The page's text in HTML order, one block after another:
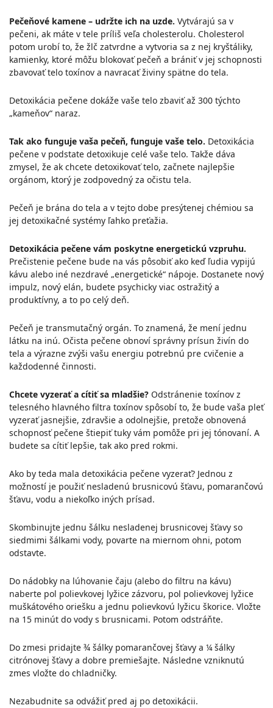
Pečeňové kamene – udržte ich na uzde. Vytvárajú sa v
pečeni, ak máte v tele príliš veľa cholesterolu. Cholesterol
potom urobí to, že žlč zatvrdne a vytvoria sa z nej kryštáliky,
kamienky, ktoré môžu blokovať pečeň a brániť v jej schopnosti
zbavovať telo toxínov a navracať živiny spätne do tela.
Detoxikácia pečene dokáže vaše telo zbaviť až 300 týchto
„kameňov“ naraz.
Tak ako funguje vaša pečeň, funguje vaše telo. Detoxikácia
pečene v podstate detoxikuje celé vaše telo. Takže dáva
zmysel, že ak chcete detoxikovať telo, začnete najlepšie
orgánom, ktorý je zodpovedný za očistu tela.
Pečeň je brána do tela a v tejto dobe presýtenej chémiou sa
jej detoxikačné systémy ľahko preťažia.
Detoxikácia pečene vám poskytne energetickú vzpruhu.
Prečistenie pečene bude na vás pôsobiť ako keď ľudia vypijú
kávu alebo iné nezdravé „energetické“ nápoje. Dostanete nový
impulz, nový elán, budete psychicky viac ostražitý a
produktívny, a to po celý deň.
Pečeň je transmutačný orgán. To znamená, že mení jednu
látku na inú. Očista pečene obnoví správny prísun živín do
tela a výrazne zvýši vašu energiu potrebnú pre cvičenie a
každodenné činnosti.
Chcete vyzerať a cítiť sa mladšie? Odstránenie toxínov z
telesného hlavného filtra toxínov spôsobí to, že bude vaša pleť
vyzerať jasnejšie, zdravšie a odolnejšie, pretože obnovená
schopnosť pečene štiepiť tuky vám pomôže pri jej tónovaní. A
budete sa cítiť lepšie, tak ako pred rokmi.
Ako by teda mala detoxikácia pečene vyzerať? Jednou z
možností je použiť nesladenú brusnicovú šťavu, pomarančovú
šťavu, vodu a niekoľko iných prísad.
Skombinujte jednu šálku nesladenej brusnicovej šťavy so
siedmimi šálkami vody, povarte na miernom ohni, potom
odstavte.
Do nádobky na lúhovanie čaju (alebo do filtru na kávu)
naberte pol polievkovej lyžice zázvoru, pol polievkovej lyžice
muškátového oriešku a jednu polievkovú lyžicu škorice. Vložte
na 15 minút do vody s brusnicami. Potom odstráňte.
Do zmesi pridajte ¾ šálky pomarančovej šťavy a ¼ šálky
citrónovej šťavy a dobre premiešajte. Následne vzniknutú
zmes vložte do chladničky.
Nezabudnite sa odvážiť pred aj po detoxikácii.